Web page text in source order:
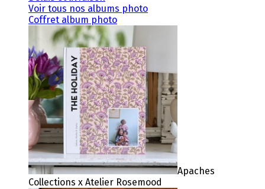
Voir tous nos albums photo
Coffret album photo
Apaches
Collections x Atelier Rosemood